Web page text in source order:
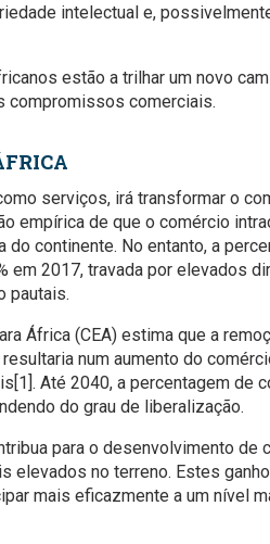
intelectual e,
estão a trilhar um novo
compromissos comerciais.
serviços, irá transformar o
empírica de que o comércio
continente. No entanto, a
em 2017, travada por elevados
pautais.
África (CEA) estima que a
num aumento do
Até 2040, a percentagem de
do grau de liberalização.
para o desenvolvimento de
elevados no terreno. Estes
mais eficazmente a um nível